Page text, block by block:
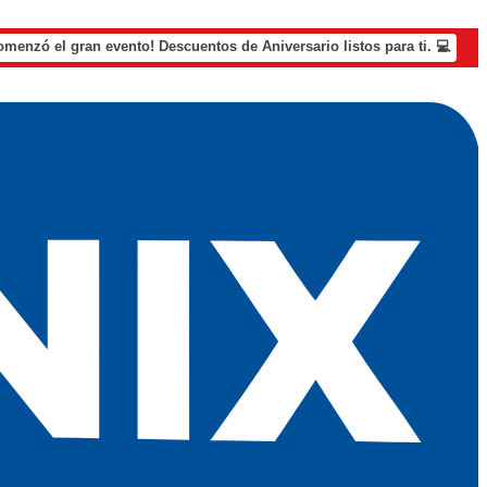
el gran evento! Descuentos de Aniversario listos para ti. 💻